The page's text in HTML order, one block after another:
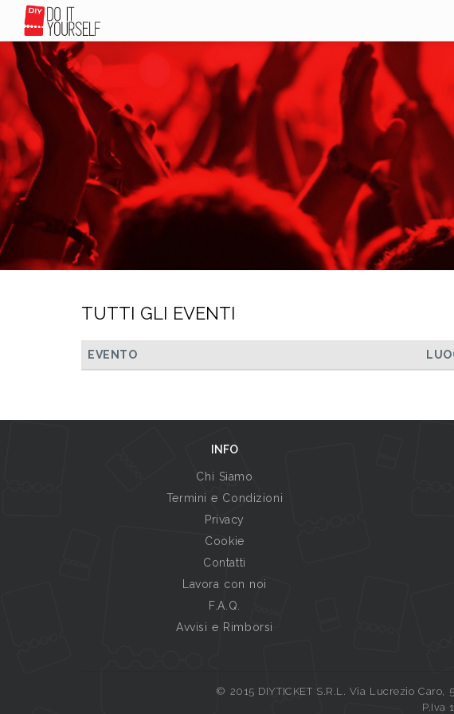
TUTTI GLI EVENTI
EVENTO
INFO
Chi Siamo
Termini e Condizioni
Privacy
Cookie
Contatti
Lavora con noi
F.A.Q.
Avvisi e Rimborsi
© 2015 DIYTICKET S.R.L. Via Lucrezio
P.Iva